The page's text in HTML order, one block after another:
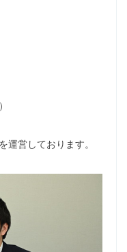
運営しております。